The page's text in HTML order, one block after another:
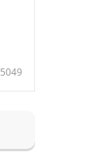
5049